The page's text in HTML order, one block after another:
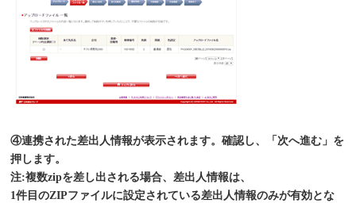
④連携された差出人情報が表示されます。確認し、「次へ進む」を
押します。
注:複数zipを差し出される場合、差出人情報は、
1件目のZIPファイルに設定されている差出人情報のみが有効とな